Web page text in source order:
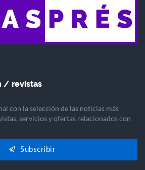
/ revistas
con la selección de las noticias más
servicios y ofertas relacionados con
Subscribir